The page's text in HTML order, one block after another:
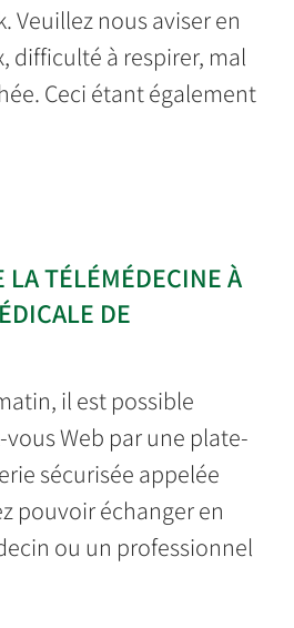
Veuillez nous aviser en
difficulté à respirer, mal
Ceci étant également
LA TÉLÉMÉDECINE À
DE
il est possible
Web par une plate-
sécurisée appelée
pouvoir échanger en
ou un professionnel